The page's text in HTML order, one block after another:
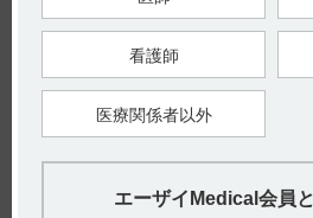
1）メチコバール注射液500μg電子添
版） 貯法
版） 20．取扱い上の注意
【更新年月】
看護師
医療関係者以外
エーザイMedical会員